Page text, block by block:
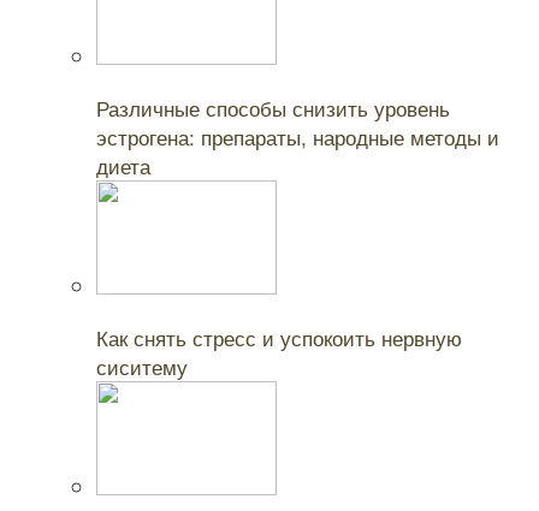
Различные способы снизить уровень
эстрогена: препараты, народные методы и
диета
Как снять стресс и успокоить нервную
сиситему